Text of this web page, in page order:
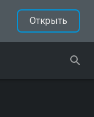
Открыть